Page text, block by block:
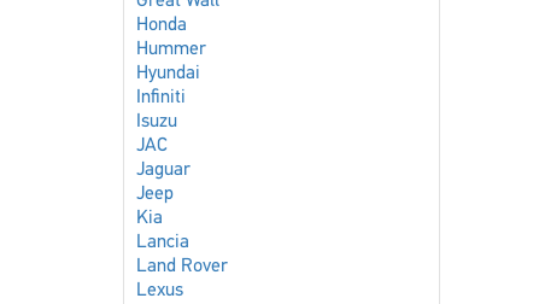
Honda
Hummer
Hyundai
Infiniti
Isuzu
JAC
Jaguar
Jeep
Kia
Lancia
Land Rover
Lexus